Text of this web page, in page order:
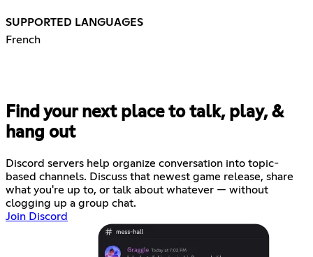
SUPPORTED LANGUAGES
French
Find your next place to talk, play, &
hang out
Discord servers help organize conversation into topic-
based channels. Discuss that newest game release, share
what you're up to, or talk about whatever — without
clogging up a group chat.
Join Discord